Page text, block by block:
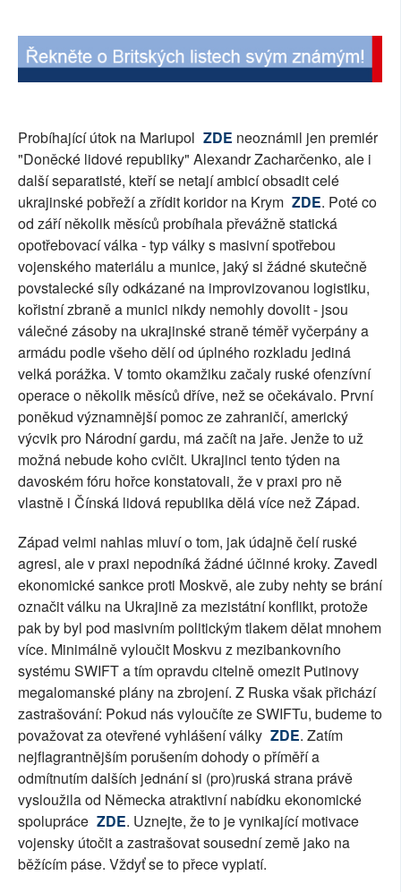
Probíhající útok na Mariupol ZDE neoznámil jen premiér
"Doněcké lidové republiky" Alexandr Zacharčenko, ale i
další separatisté, kteří se netají ambicí obsadit celé
ukrajinské pobřeží a zřídit koridor na Krym ZDE. Poté co
od září několik měsíců probíhala převážně statická
opotřebovací válka - typ války s masivní spotřebou
vojenského materiálu a munice, jaký si žádné skutečně
povstalecké síly odkázané na improvizovanou logistiku,
kořistní zbraně a munici nikdy nemohly dovolit - jsou
válečné zásoby na ukrajinské straně téměř vyčerpány a
armádu podle všeho dělí od úplného rozkladu jediná
velká porážka. V tomto okamžiku začaly ruské ofenzívní
operace o několik měsíců dříve, než se očekávalo. První
poněkud významnější pomoc ze zahraničí, americký
výcvik pro Národní gardu, má začít na jaře. Jenže to už
možná nebude koho cvičit. Ukrajinci tento týden na
davoském fóru hořce konstatovali, že v praxi pro ně
vlastně i Čínská lidová republika dělá více než Západ.
Západ velmi nahlas mluví o tom, jak údajně čelí ruské
agresi, ale v praxi nepodníká žádné účinné kroky. Zavedl
ekonomické sankce proti Moskvě, ale zuby nehty se brání
označit válku na Ukrajině za mezistátní konflikt, protože
pak by byl pod masivním politickým tlakem dělat mnohem
více. Minimálně vyloučit Moskvu z mezibankovního
systému SWIFT a tím opravdu citelně omezit Putinovy
megalomanské plány na zbrojení. Z Ruska však přichází
zastrašování: Pokud nás vyloučíte ze SWIFTu, budeme to
považovat za otevřené vyhlášení války ZDE. Zatím
nejflagrantnějším porušením dohody o příměří a
odmítnutím dalších jednání si (pro)ruská strana právě
vysloužila od Německa atraktivní nabídku ekonomické
spolupráce ZDE. Uznejte, že to je vynikající motivace
vojensky útočit a zastrašovat sousední země jako na
běžícím páse. Vždyť se to přece vyplatí.